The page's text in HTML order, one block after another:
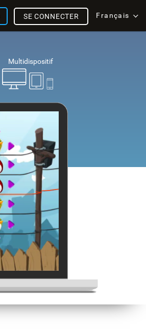
Français
SE CONNECTER
Multidispositif